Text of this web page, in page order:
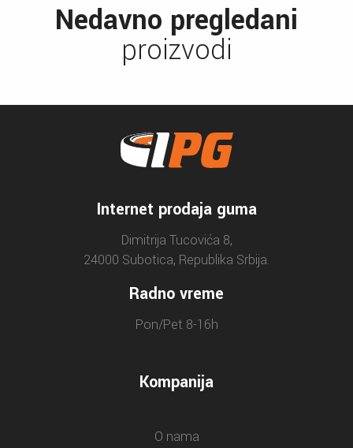
Nedavno pregledani
proizvodi
Internet prodaja guma
Dimitrija Tucovića 8,
24000 Subotica, Republika Srbija.
Radno vreme
Pon/Pet 8-16h
Kompanija
O nama